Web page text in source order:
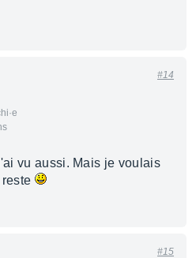
#14
vu aussi. Mais je voulais
#15